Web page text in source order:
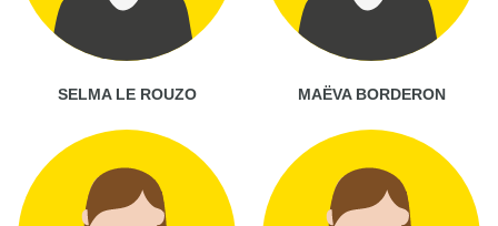
SELMA LE ROUZO MAËVA BORDERON